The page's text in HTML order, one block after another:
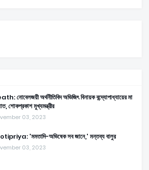
নোবেলজয়ী অর্থনীতিবিদ অভিজিৎ বিনায়ক বন্দ্যোপাধ্যায়ের মা
শোকপ্রকাশ মুখ্যমন্ত্রীর
03, 2023
'মমতাদি-অভিষেক সব জানে,' মন্তব্য বালুর
03, 2023